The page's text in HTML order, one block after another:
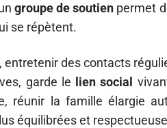
groupe de soutien permet
se répètent.
, entretenir des contacts
garde le
lien social
réunir la famille élargie
équilibrées et